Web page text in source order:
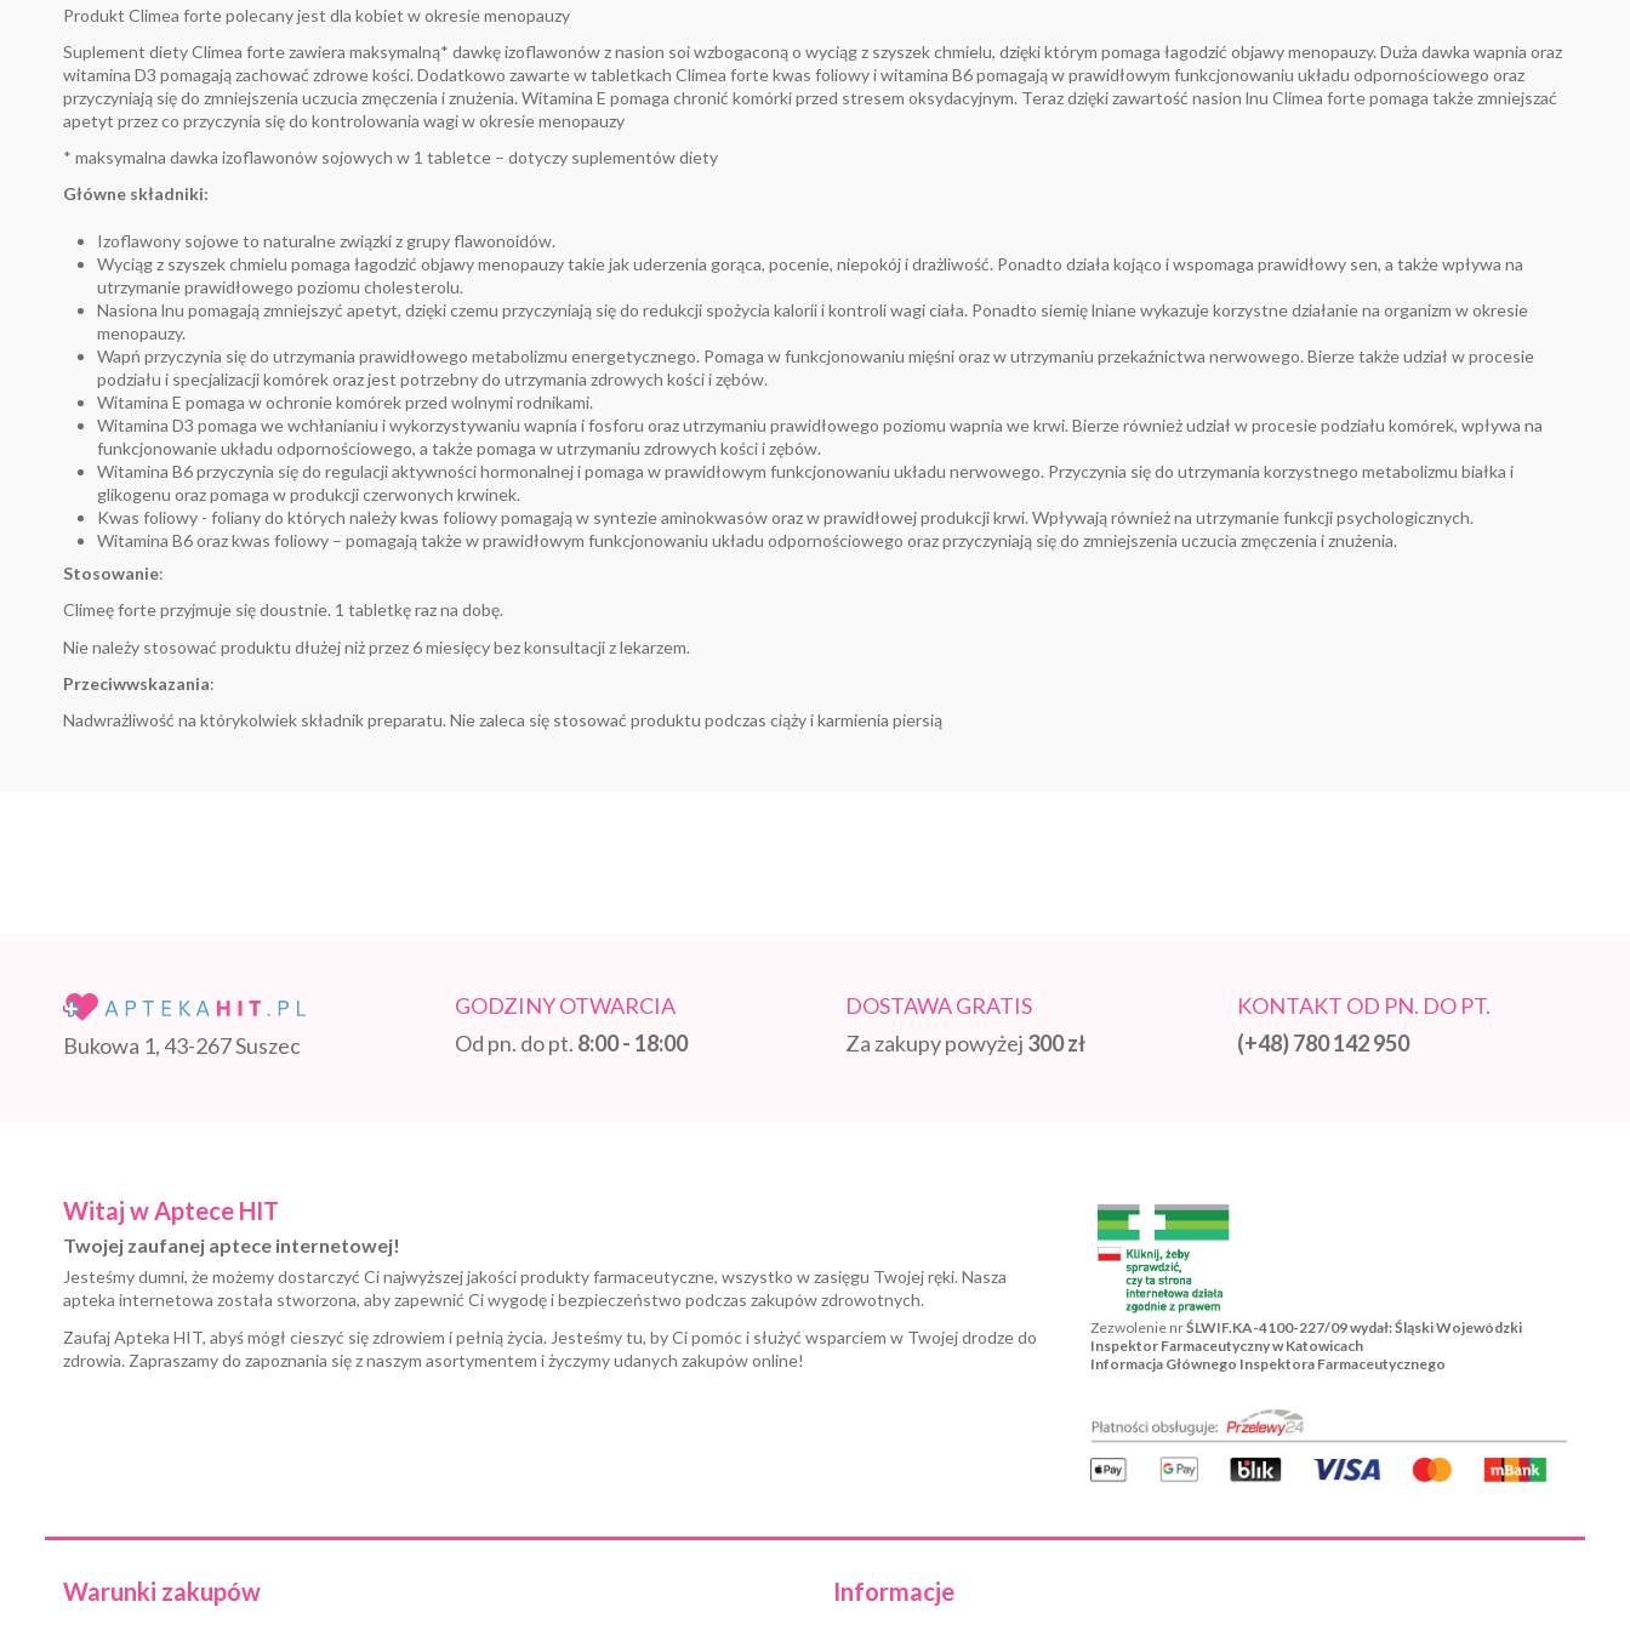
Produkt Climea forte polecany jest dla kobiet w okresie menopauzy
Suplement diety Climea forte zawiera maksymalną* dawkę izoflawonów z nasion soi wzbogaconą o wyciąg z szyszek chmielu, dzięki którym pomaga łagodzić objawy menopauzy. Duża dawka wapnia oraz
witamina D3 pomagają zachować zdrowe kości. Dodatkowo zawarte w tabletkach Climea forte kwas foliowy i witamina B6 pomagają w prawidłowym funkcjonowaniu układu odpornościowego oraz
przyczyniają się do zmniejszenia uczucia zmęczenia i znużenia. Witamina E pomaga chronić komórki przed stresem oksydacyjnym. Teraz dzięki zawartość nasion lnu Climea forte pomaga także zmniejszać
apetyt przez co przyczynia się do kontrolowania wagi w okresie menopauzy
* maksymalna dawka izoflawonów sojowych w 1 tabletce – dotyczy suplementów diety
Główne składniki:
Izoflawony sojowe to naturalne związki z grupy flawonoidów.
Wyciąg z szyszek chmielu pomaga łagodzić objawy menopauzy takie jak uderzenia gorąca, pocenie, niepokój i drażliwość. Ponadto działa kojąco i wspomaga prawidłowy sen, a także wpływa na
utrzymanie prawidłowego poziomu cholesterolu.
Nasiona lnu pomagają zmniejszyć apetyt, dzięki czemu przyczyniają się do redukcji spożycia kalorii i kontroli wagi ciała. Ponadto siemię lniane wykazuje korzystne działanie na organizm w okresie
menopauzy.
Wapń przyczynia się do utrzymania prawidłowego metabolizmu energetycznego. Pomaga w funkcjonowaniu mięśni oraz w utrzymaniu przekaźnictwa nerwowego. Bierze także udział w procesie
podziału i specjalizacji komórek oraz jest potrzebny do utrzymania zdrowych kości i zębów.
Witamina E pomaga w ochronie komórek przed wolnymi rodnikami.
Witamina D3 pomaga we wchłanianiu i wykorzystywaniu wapnia i fosforu oraz utrzymaniu prawidłowego poziomu wapnia we krwi. Bierze również udział w procesie podziału komórek, wpływa na
funkcjonowanie układu odpornościowego, a także pomaga w utrzymaniu zdrowych kości i zębów.
Witamina B6 przyczynia się do regulacji aktywności hormonalnej i pomaga w prawidłowym funkcjonowaniu układu nerwowego. Przyczynia się do utrzymania korzystnego metabolizmu białka i
glikogenu oraz pomaga w produkcji czerwonych krwinek.
Kwas foliowy - foliany do których należy kwas foliowy pomagają w syntezie aminokwasów oraz w prawidłowej produkcji krwi. Wpływają również na utrzymanie funkcji psychologicznych.
Witamina B6 oraz kwas foliowy – pomagają także w prawidłowym funkcjonowaniu układu odpornościowego oraz przyczyniają się do zmniejszenia uczucia zmęczenia i znużenia.
Stosowanie:
Climeę forte przyjmuje się doustnie. 1 tabletkę raz na dobę.
Nie należy stosować produktu dłużej niż przez 6 miesięcy bez konsultacji z lekarzem.
Przeciwwskazania:
Nadwrażliwość na którykolwiek składnik preparatu. Nie zaleca się stosować produktu podczas ciąży i karmienia piersią
Bukowa 1, 43-267 Suszec
GODZINY OTWARCIA
Od pn. do pt. 8:00 - 18:00
DOSTAWA GRATIS
Za zakupy powyżej 300 zł
KONTAKT OD PN. DO PT.
(+48) 780 142 950
Warunki zakupów Informacje
Witaj w Aptece HIT
Twojej zaufanej aptece internetowej!
Jesteśmy dumni, że możemy dostarczyć Ci najwyższej jakości produkty farmaceutyczne, wszystko w zasięgu Twojej ręki. Nasza
apteka internetowa została stworzona, aby zapewnić Ci wygodę i bezpieczeństwo podczas zakupów zdrowotnych.
Zaufaj Apteka HIT, abyś mógł cieszyć się zdrowiem i pełnią życia. Jesteśmy tu, by Ci pomóc i służyć wsparciem w Twojej drodze do
zdrowia. Zapraszamy do zapoznania się z naszym asortymentem i życzymy udanych zakupów online!
Zezwolenie nrŚLWIF.KA-4100-227/09 wydał: Śląski Wojewódzki
Inspektor Farmaceutyczny w Katowicach
Informacja Głównego Inspektora Farmaceutycznego